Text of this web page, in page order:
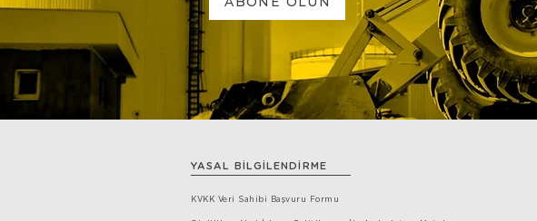
YASAL BİLGİLENDİRME
KVKK Veri Sahibi Başvuru Formu